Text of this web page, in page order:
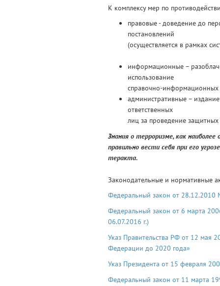
К комплексу мер по
правовые - доведение до
постановлений
(осуществляется в рамках
информационные –
использование
справочно-информационных
административные –
ответственных
лиц за проведение
Знания о терроризме, как наиболее
правильно вести себя при его
теракта.
Законодательные и нормативные
Федеральный закон от 28.12.2010
Федеральный закон от 6 марта
06.07.2016 г.)
Указ Правительства РФ от 12 мая
Федерации до 2020 года»
Указ Президента от 15 февраля
Федеральный закон от 11 марта